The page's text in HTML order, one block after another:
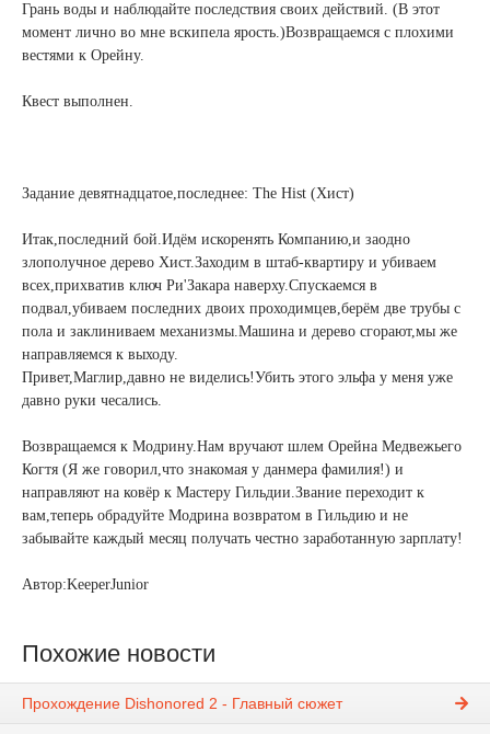
Грань воды и наблюдайте последствия своих действий. (В этот
момент лично во мне вскипела ярость.)Возвращаемся с плохими
вестями к Орейну.
Квест выполнен.
Задание девятнадцатое,последнее: The Hist (Хист)
Итак,последний бой.Идём искоренять Компанию,и заодно
злополучное дерево Хист.Заходим в штаб-квартиру и убиваем
всех,прихватив ключ Ри'Закара наверху.Спускаемся в
подвал,убиваем последних двоих проходимцев,берём две трубы с
пола и заклиниваем механизмы.Машина и дерево сгорают,мы же
направляемся к выходу.
Привет,Маглир,давно не виделись!Убить этого эльфа у меня уже
давно руки чесались.
Возвращаемся к Модрину.Нам вручают шлем Орейна Медвежьего
Когтя (Я же говорил,что знакомая у данмера фамилия!) и
направляют на ковёр к Мастеру Гильдии.Звание переходит к
вам,теперь обрадуйте Модрина возвратом в Гильдию и не
забывайте каждый месяц получать честно заработанную зарплату!
Автор:KeeperJunior
Похожие новости
Прохождение Dishonored 2 - Главный сюжет